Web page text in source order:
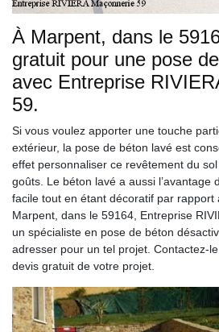
À Marpent, dans le
gratuit pour une pose
avec Entreprise
59.
Si vous voulez apporter une touche
extérieur, la pose de béton lavé est
effet personnaliser ce revêtement du
goûts. Le béton lavé a aussi l’avantage
facile tout en étant décoratif par rapport
Marpent, dans le 59164, Entreprise
un spécialiste en pose de béton
adresser pour un tel projet. Contactez-
devis gratuit de votre projet.